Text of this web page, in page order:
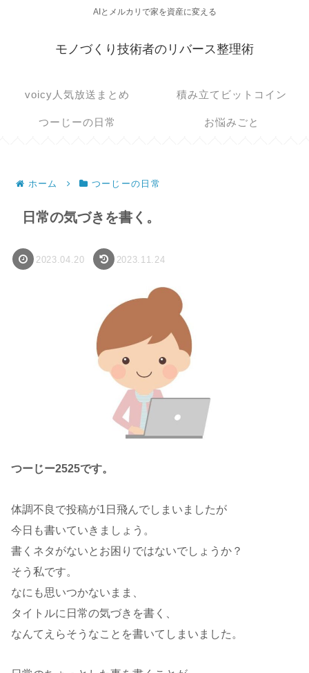
AIとメルカリで家を資産に変える
モノづくり技術者のリバース整理術
voicy人気放送まとめ 積み立てビットコイン
つーじーの日常 お悩みごと
ホーム つーじーの日常
日常の気づきを書く。
2023.04.20 2023.11.24
つーじー2525です。
体調不良で投稿が1日飛んでしまいましたが
今日も書いていきましょう。
書くネタがないとお困りではないでしょうか？
そう私です。
なにも思いつかないまま、
タイトルに日常の気づきを書く、
なんてえらそうなことを書いてしまいました。